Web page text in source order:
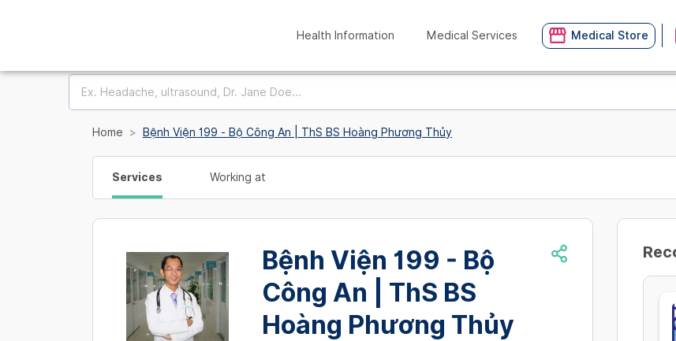
Health Information Medical Services Medical Store
Home Bệnh Viện 199 - Bộ Công An | ThS BS Hoàng Phương Thủy
Services Working at
Bệnh Viện 199 - Bộ
Công An | ThS BS
Hoàng Phương Thủy